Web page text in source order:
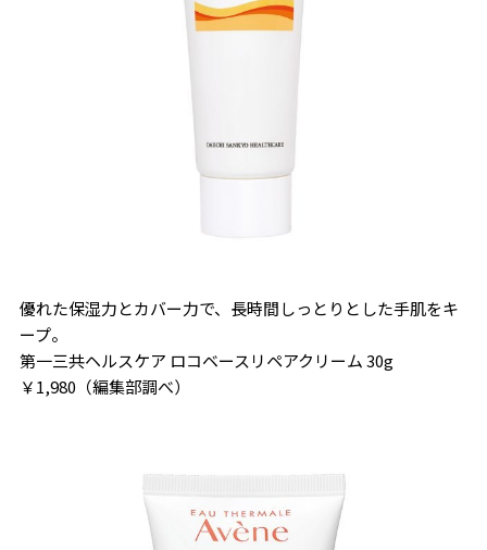
優れた保湿力とカバー力で、長時間しっとりとした手肌をキ
ープ。
第一三共ヘルスケア ロコベースリペアクリーム 30g
￥1,980（編集部調べ）